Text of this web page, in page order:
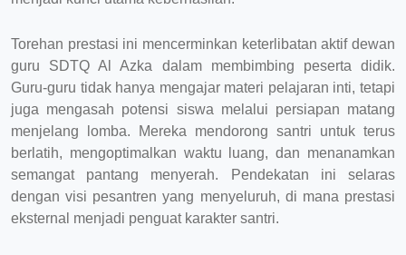
Torehan prestasi ini mencerminkan keterlibatan aktif dewan
guru SDTQ Al Azka dalam membimbing peserta didik.
Guru-guru tidak hanya mengajar materi pelajaran inti, tetapi
juga mengasah potensi siswa melalui persiapan matang
menjelang lomba. Mereka mendorong santri untuk terus
berlatih, mengoptimalkan waktu luang, dan menanamkan
semangat pantang menyerah. Pendekatan ini selaras
dengan visi pesantren yang menyeluruh, di mana prestasi
eksternal menjadi penguat karakter santri.